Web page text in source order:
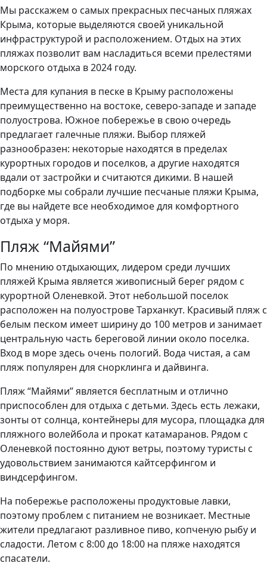
Мы расскажем о самых прекрасных песчаных пляжах
Крыма, которые выделяются своей уникальной
инфраструктурой и расположением. Отдых на этих
пляжах позволит вам насладиться всеми прелестями
морского отдыха в 2024 году.
Места для купания в песке в Крыму расположены
преимущественно на востоке, северо-западе и западе
полуострова. Южное побережье в свою очередь
предлагает галечные пляжи. Выбор пляжей
разнообразен: некоторые находятся в пределах
курортных городов и поселков, а другие находятся
вдали от застройки и считаются дикими. В нашей
подборке мы собрали лучшие песчаные пляжи Крыма,
где вы найдете все необходимое для комфортного
отдыха у моря.
Пляж “Майями”
По мнению отдыхающих, лидером среди лучших
пляжей Крыма является живописный берег рядом с
курортной Оленевкой. Этот небольшой поселок
расположен на полуострове Тарханкут. Красивый пляж с
белым песком имеет ширину до 100 метров и занимает
центральную часть береговой линии около поселка.
Вход в море здесь очень пологий. Вода чистая, а сам
пляж популярен для снорклинга и дайвинга.
Пляж “Майями” является бесплатным и отлично
приспособлен для отдыха с детьми. Здесь есть лежаки,
зонты от солнца, контейнеры для мусора, площадка для
пляжного волейбола и прокат катамаранов. Рядом с
Оленевкой постоянно дуют ветры, поэтому туристы с
удовольствием занимаются кайтсерфингом и
виндсерфингом.
На побережье расположены продуктовые лавки,
поэтому проблем с питанием не возникает. Местные
жители предлагают разливное пиво, копченую рыбу и
сладости. Летом с 8:00 до 18:00 на пляже находятся
спасатели.